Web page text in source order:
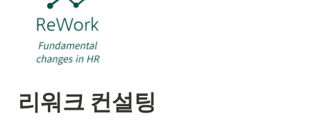
리워크 컨설팅